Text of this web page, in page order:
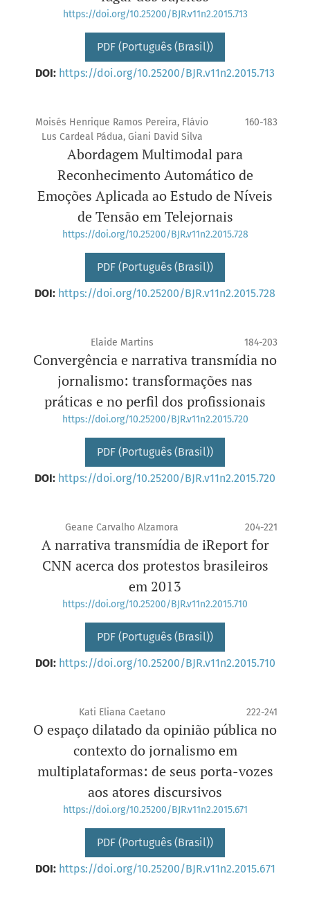
https://doi.org/10.25200/BJR.v11n2.2015.713
PDF (Português (Brasil))
DOI: https://doi.org/10.25200/BJR.v11n2.2015.713
Moisés Henrique Ramos Pereira, Flávio
Lus Cardeal Pádua, Giani David Silva
160-183
Abordagem Multimodal para
Reconhecimento Automático de
Emoções Aplicada ao Estudo de Níveis
de Tensão em Telejornais
https://doi.org/10.25200/BJR.v11n2.2015.728
PDF (Português (Brasil))
DOI: https://doi.org/10.25200/BJR.v11n2.2015.728
Elaide Martins 184-203
Convergência e narrativa transmídia no
jornalismo: transformações nas
práticas e no perfil dos profissionais
https://doi.org/10.25200/BJR.v11n2.2015.720
PDF (Português (Brasil))
DOI: https://doi.org/10.25200/BJR.v11n2.2015.720
Geane Carvalho Alzamora 204-221
A narrativa transmídia de iReport for
CNN acerca dos protestos brasileiros
em 2013
https://doi.org/10.25200/BJR.v11n2.2015.710
PDF (Português (Brasil))
DOI: https://doi.org/10.25200/BJR.v11n2.2015.710
Kati Eliana Caetano 222-241
O espaço dilatado da opinião pública no
contexto do jornalismo em
multiplataformas: de seus porta-vozes
aos atores discursivos
https://doi.org/10.25200/BJR.v11n2.2015.671
PDF (Português (Brasil))
DOI: https://doi.org/10.25200/BJR.v11n2.2015.671